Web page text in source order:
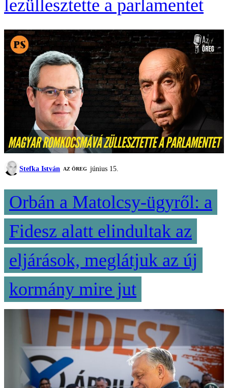
lezüllesztette a parlamentet
Stefka István AZ ÖREG június 15.
Orbán a Matolcsy-ügyről: a
Fidesz alatt elindultak az
eljárások, meglátjuk az új
kormány mire jut